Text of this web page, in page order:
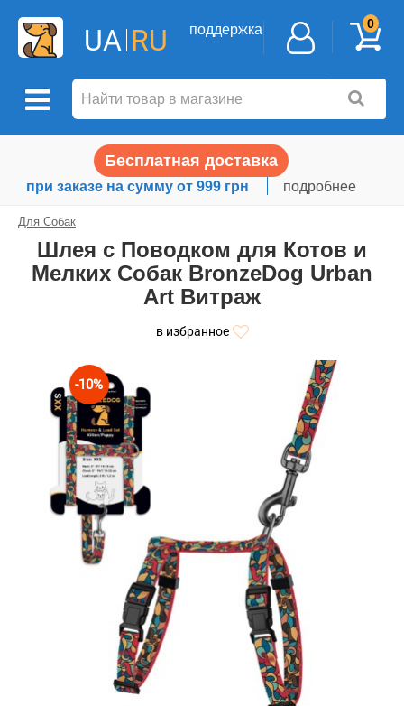
UA RU поддержка 0
Бесплатная доставка
при заказе на сумму от 999 грн подробнее
Для Собак
Шлея с Поводком для Котов и
Мелких Собак BronzeDog Urban
Art Витраж
в избранное
-10%